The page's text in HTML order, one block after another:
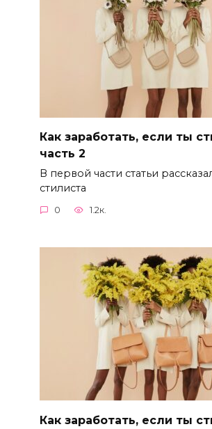
Как заработать, если ты
часть 2
В первой части статьи
стилиста
0 1.2к.
Как заработать, если ты